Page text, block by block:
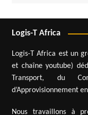
Logis-T Africa
Logis-T Africa est un
et chaîne youtube)
Transport, du
d’Approvisionnement
Nous travaillons à